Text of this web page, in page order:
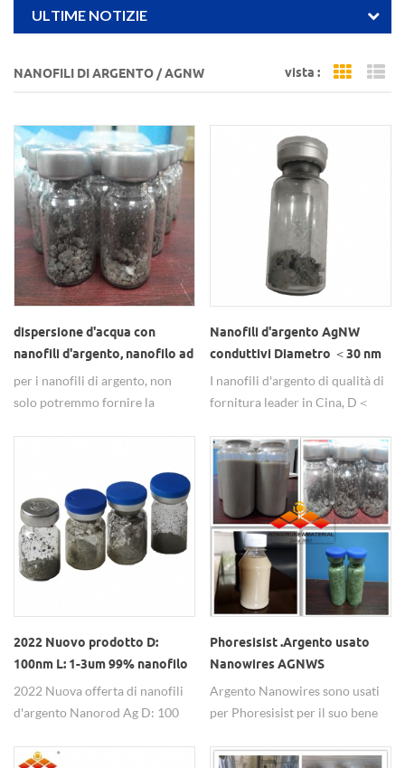
ULTIME NOTIZIE
NANOFILI DI ARGENTO / AGNW vista : Grid
dispersione d'acqua con
nanofili d'argento, nanofilo ad
alta conducibilità
per i nanofili di argento, non
solo potremmo fornire la
le esigenze del cliente.
Nanofili d'argento AgNW
conduttivi Diametro ＜30 nm
prezzo di fabbrica
I nanofili d'argento di qualità di
fornitura leader in Cina, D＜
personalizzati. AgNW può
essere applicato per conduttivo,
antibatterico, ecc. Qualsiasi
esigenza è benvenuta a richiesta.
2022 Nuovo prodotto D:
100nm L: 1-3um 99% nanofilo
d'argento/ag nanorod
2022 Nuova offerta di nanofili
d'argento Nanorod Ag D: 100
diretta in fabbrica, qualità
Phoresisist .Argento usato
Nanowires AGNWS
.produttore
Argento Nanowires sono usati
per Phoresisist per il suo bene
buona flessibilità, conduttività e